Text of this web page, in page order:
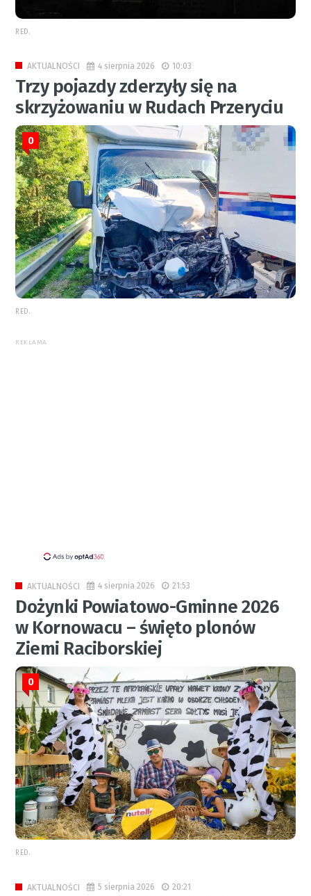
RED.
AKTUALNOŚCI 4 sierpnia 2026 10:03
Trzy pojazdy zderzyły się na
skrzyżowaniu w Rudach Przeryciu
0
RED.
REKLAMA
AKTUALNOŚCI 4 sierpnia 2026 21:53
Dożynki Powiatowo-Gminne 2026
w Kornowacu – święto plonów
Ziemi Raciborskiej
0
RED.
AKTUALNOŚCI 5 sierpnia 2026 20:21